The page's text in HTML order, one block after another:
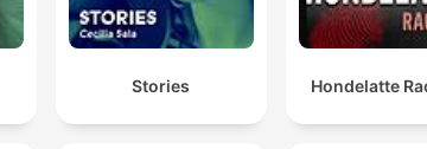
Stories Hondelatte